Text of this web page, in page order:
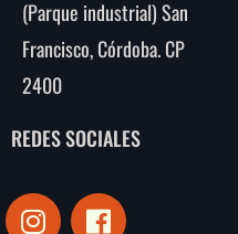
(Parque industrial) San
Francisco, Córdoba. CP
2400
REDES SOCIALES
I F